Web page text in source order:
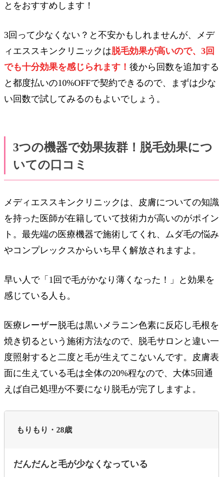
とをおすすめします！
3回って少なくない？と不安かもしれませんが、メデ
ィエススキンクリニックは脱毛効果が高いので、3回
でも十分効果を感じられます！ 後から回数を追加する
と都度払いの10%OFFで契約できるので、まずは少な
い回数で試してみるのもよいでしょう。
3つの機器で効果抜群！脱毛効果につ
いての口コミ
メディエススキンクリニックは、皮膚についての知識
を持った医師が在籍していて技術力が高いのがポイン
ト。最先端の医療機器で施術してくれ、ムダ毛の悩み
やコンプレックスからいち早く解放されますよ。
早い人で「1回で毛がかなり薄くなった！」と効果を
感じている人も。
医療レーザー脱毛は黒いメラニン色素に反応し毛根を
焼き切るという施術方法なので、脱毛サロンと違い一
度照射すると二度と毛が生えてこないんです。皮膚表
面に生えている毛は全体の20%程なので、大体5回通
えば自己処理が不要になり脱毛が完了しますよ。
もりもり・28歳
だんだんと毛が少なくなっている